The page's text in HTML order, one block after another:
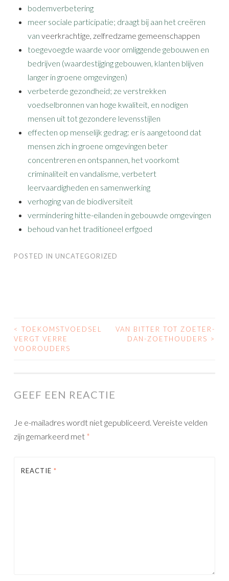
bodemverbetering
meer sociale participatie; draagt bij aan het creëren
van veerkrachtige, zelfredzame gemeenschappen
toegevoegde waarde voor omliggende gebouwen en
bedrijven (waardestijging gebouwen, klanten blijven
langer in groene omgevingen)
verbeterde gezondheid; ze verstrekken
voedselbronnen van hoge kwaliteit, en nodigen
mensen uit tot gezondere levensstijlen
effecten op menselijk gedrag: er is aangetoond dat
mensen zich in groene omgevingen beter
concentreren en ontspannen, het voorkomt
criminaliteit en vandalisme, verbetert
leervaardigheden en samenwerking
verhoging van de biodiversiteit
vermindering hitte-eilanden in gebouwde omgevingen
behoud van het traditioneel erfgoed
POSTED IN UNCATEGORIZED
POST
NAVIGATION
< TOEKOMSTVOEDSEL
VERGT VERRE
VOOROUDERS
VAN BITTER TOT ZOETER-
DAN-ZOETHOUDERS >
GEEF EEN REACTIE
Je e-mailadres wordt niet gepubliceerd. Vereiste velden
zijn gemarkeerd met *
REACTIE *